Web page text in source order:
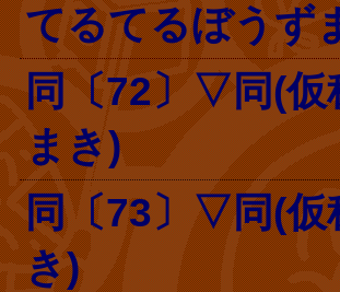
てるてるぼうず
同〔72〕▽同(仮
まき)
同〔73〕▽同(仮
き)